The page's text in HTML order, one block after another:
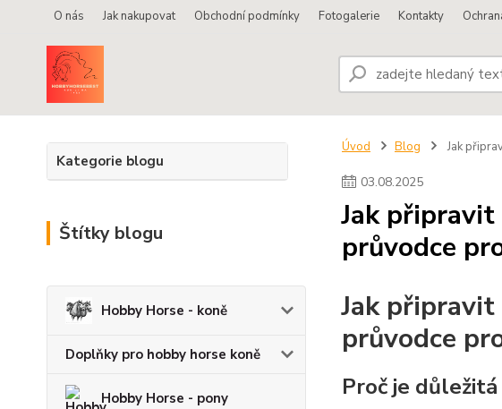
O nás Jak nakupovat Obchodní podmínky Fotogalerie Kontakty
Kategorie blogu
Štítky blogu
Hobby Horse - koně
Doplňky pro hobby horse koně
Hobby Horse - pony
Úvod Blog Jak
03.08.2025
Jak
průvodce
Jak
průvodce
Proč je